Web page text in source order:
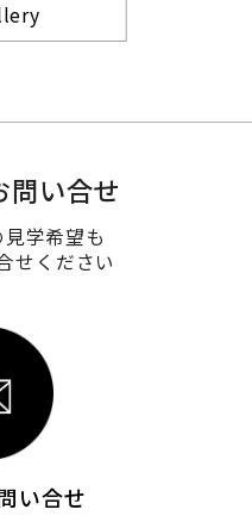
問い合せ
学希望も
せください
い合せ